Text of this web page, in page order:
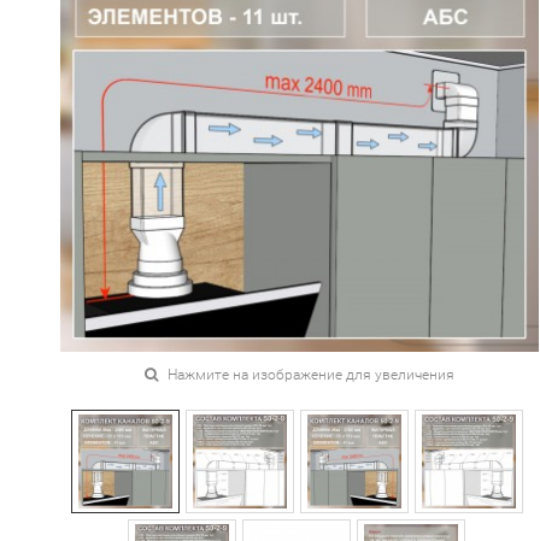
Нажмите на изображение для увеличения